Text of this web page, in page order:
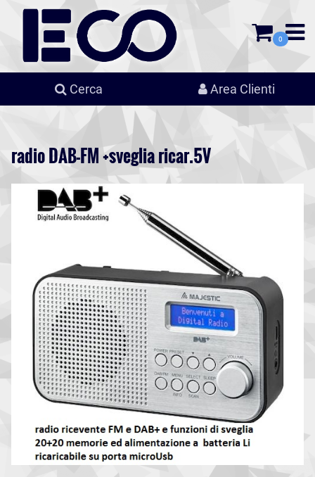
0
Cerca Area Clienti
radio DAB-FM +sveglia ricar.5V